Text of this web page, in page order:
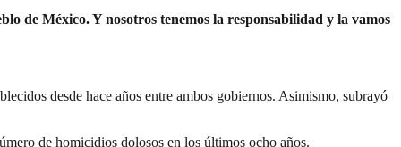
de México. Y nosotros tenemos la responsabilidad y la vamos
desde hace años entre ambos gobiernos. Asimismo, subrayó
de homicidios dolosos en los últimos ocho años.